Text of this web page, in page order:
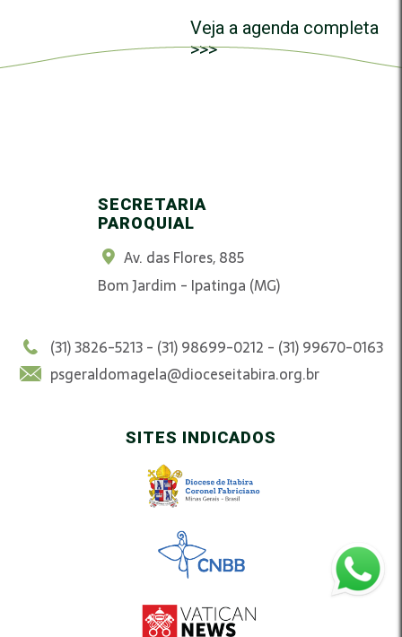
Veja a agenda completa
>>>
SECRETARIA
PAROQUIAL
Av. das Flores, 885
Bom Jardim - Ipatinga (MG)
(31) 3826-5213 - (31) 98699-0212 - (31) 99670-0163
psgeraldomagela@dioceseitabira.org.br
SITES INDICADOS